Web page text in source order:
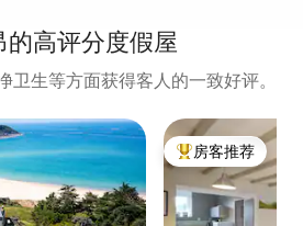
的高评分度假屋
卫生等方面获得客人的一致好评。
热门「房客推荐」
房客推荐